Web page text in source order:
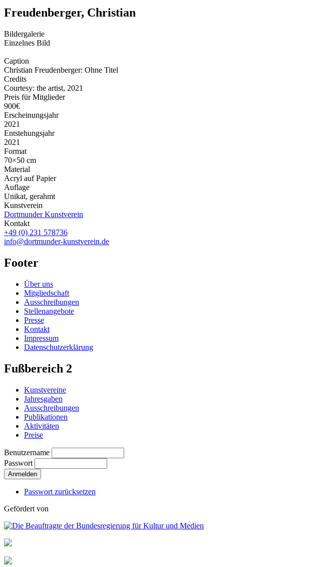
Freudenberger, Christian
Bildergalerie
Einzelnes Bild
Caption
Christian Freudenberger: Ohne Titel
Credits
Courtesy: the artist, 2021
Preis für Mitglieder
900€
Erscheinungsjahr
2021
Entstehungsjahr
2021
Format
70×50 cm
Material
Acryl auf Papier
Auflage
Unikat, gerahmt
Kunstverein
Dortmunder Kunstverein
Kontakt
+49 (0) 231 578736
info@dortmunder-kunstverein.de
Footer
Über uns
Mitgliedschaft
Ausschreibungen
Stellenangebote
Presse
Kontakt
Impressum
Datenschutzerklärung
Fußbereich 2
Kunstvereine
Jahresgaben
Ausschreibungen
Publikationen
Aktivitäten
Preise
Benutzername
Passwort
Passwort zurücksetzen
Gefördert von